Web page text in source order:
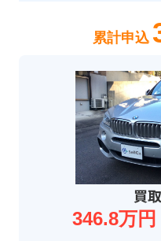
累計申込
買
346.8万円